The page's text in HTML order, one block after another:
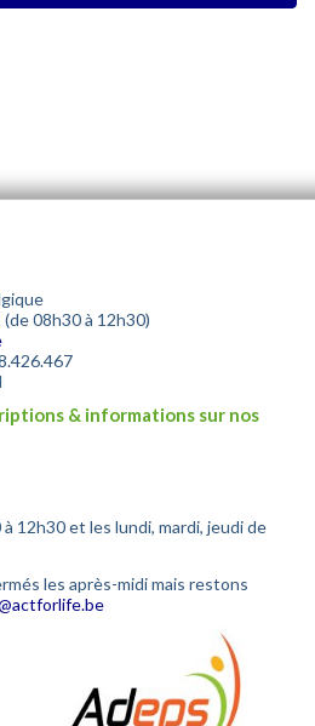
(de 08h30 à 12h30)
& informations sur nos
12h30 et les lundi, mardi, jeudi de
les après-midi mais restons